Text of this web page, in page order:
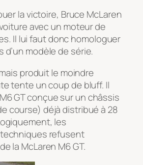
la victoire, Bruce McLaren
avec un moteur de
Il lui faut donc homologuer
d’un modèle de série.
produit le moindre
tente un coup de bluff. Il
GT conçue sur un châssis
course) déjà distribué à 28
les
refusent
la McLaren M6 GT.